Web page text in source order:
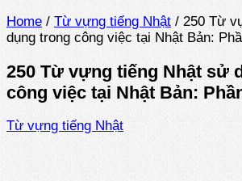
Home / Từ vựng tiếng Nhật / 250 Từ
dụng trong công việc tại Nhật Bản:
250 Từ vựng tiếng Nhật sử
công việc tại Nhật Bản:
Từ vựng tiếng Nhật